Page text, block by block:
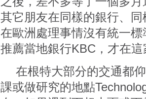
其它朋友在同樣的銀行、
在歐洲處理事情沒有統一
推薦當地銀行KBC，才在
在根特大部分的交通都
課或做研究的地點